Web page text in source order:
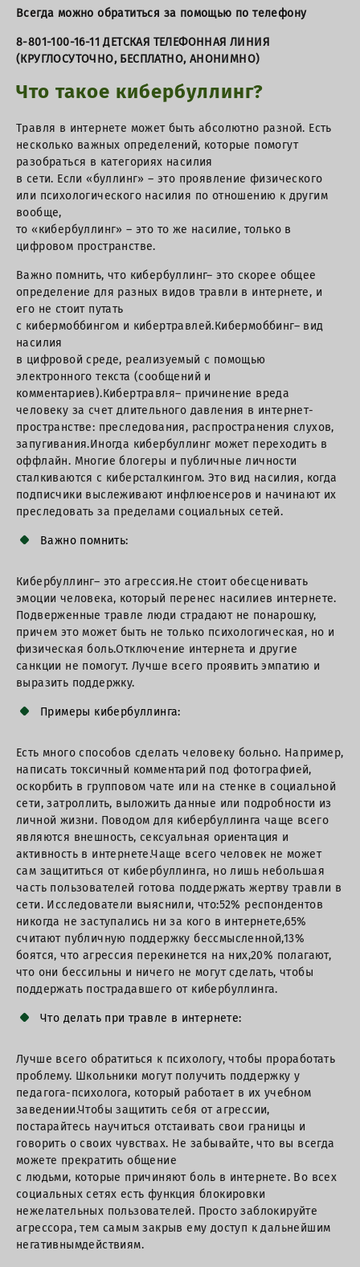
Всегда можно обратиться за помощью по телефону
8-801-100-16-11 ДЕТСКАЯ ТЕЛЕФОННАЯ ЛИНИЯ
(КРУГЛОСУТОЧНО, БЕСПЛАТНО, АНОНИМНО)
Что такое кибербуллинг?
Травля в интернете может быть абсолютно разной. Есть
несколько важных определений, которые помогут
разобраться в категориях насилия
в сети. Если «буллинг» – это проявление физического
или психологического насилия по отношению к другим
вообще,
то «кибербуллинг» – это то же насилие, только в
цифровом пространстве.
Важно помнить, что кибербуллинг– это скорее общее
определение для разных видов травли в интернете, и
его не стоит путать
с кибермоббингом и кибертравлей.Кибермоббинг– вид
насилия
в цифровой среде, реализуемый с помощью
электронного текста (сообщений и
комментариев).Кибертравля– причинение вреда
человеку за счет длительного давления в интернет-
пространстве: преследования, распространения слухов,
запугивания.Иногда кибербуллинг может переходить в
оффлайн. Многие блогеры и публичные личности
сталкиваются с киберсталкингом. Это вид насилия, когда
подписчики выслеживают инфлюенсеров и начинают их
преследовать за пределами социальных сетей.
Важно помнить:
Кибербуллинг– это агрессия.Не стоит обесценивать
эмоции человека, который перенес насилиев интернете.
Подверженные травле люди страдают не понарошку,
причем это может быть не только психологическая, но и
физическая боль.Отключение интернета и другие
санкции не помогут. Лучше всего проявить эмпатию и
выразить поддержку.
Примеры кибербуллинга:
Есть много способов сделать человеку больно. Например,
написать токсичный комментарий под фотографией,
оскорбить в групповом чате или на стенке в социальной
сети, затроллить, выложить данные или подробности из
личной жизни. Поводом для кибербуллинга чаще всего
являются внешность, сексуальная ориентация и
активность в интернете.Чаще всего человек не может
сам защититься от кибербуллинга, но лишь небольшая
часть пользователей готова поддержать жертву травли в
сети. Исследователи выяснили, что:52% респондентов
никогда не заступались ни за кого в интернете,65%
считают публичную поддержку бессмысленной,13%
боятся, что агрессия перекинется на них,20% полагают,
что они бессильны и ничего не могут сделать, чтобы
поддержать пострадавшего от кибербуллинга.
Что делать при травле в интернете:
Лучше всего обратиться к психологу, чтобы проработать
проблему. Школьники могут получить поддержку у
педагога-психолога, который работает в их учебном
заведении.Чтобы защитить себя от агрессии,
постарайтесь научиться отстаивать свои границы и
говорить о своих чувствах. Не забывайте, что вы всегда
можете прекратить общение
с людьми, которые причиняют боль в интернете. Во всех
социальных сетях есть функция блокировки
нежелательных пользователей. Просто заблокируйте
агрессора, тем самым закрыв ему доступ к дальнейшим
негативнымдействиям.